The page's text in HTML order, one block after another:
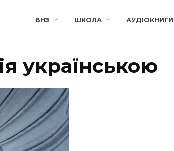
ВНЗ ШКОЛА АУДІОКНИГИ
українською